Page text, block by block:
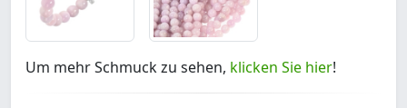
Um mehr Schmuck zu sehen, klicken Sie hier!